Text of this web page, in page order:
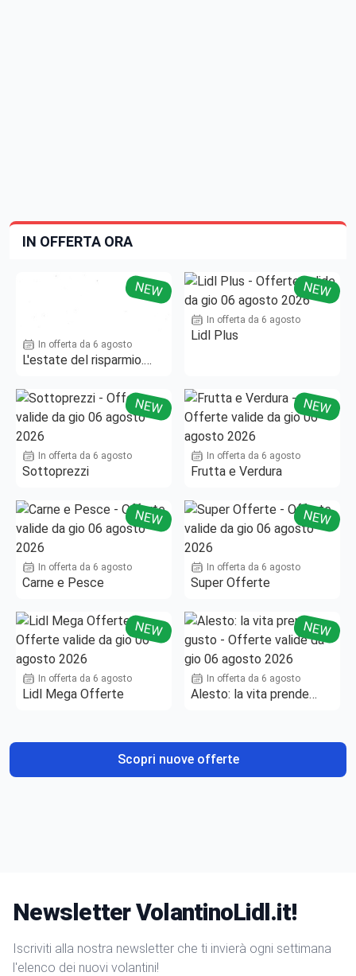
IN OFFERTA ORA
NEW
In offerta da 6 agosto
L'estate del risparmio.
NEW
In offerta da 6 agosto
Lidl Plus
NEW
In offerta da 6 agosto
Sottoprezzi
NEW
In offerta da 6 agosto
Frutta e Verdura
NEW
In offerta da 6 agosto
Carne e Pesce
NEW
In offerta da 6 agosto
Super Offerte
NEW
In offerta da 6 agosto
Lidl Mega Offerte
NEW
In offerta da 6 agosto
Alesto: la vita prende
Scopri nuove offerte
Newsletter VolantinoLidl.it!
Iscriviti alla nostra newsletter che ti invierà ogni settimana
l'elenco dei nuovi volantini!